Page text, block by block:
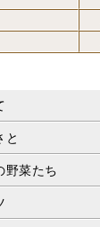
と
野菜たち